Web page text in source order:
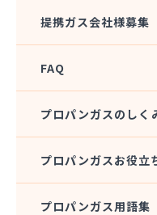
株式会社石澤商店
株式会社島田
株式会社東親エルピ
株式会社藤田液化燃
株式会社福冨
株式会社平松総合
株式会社別井商店
提携ガス会社様募集
FAQ
プロパンガスのしく
プロパンガスお役立
プロパンガス用語集